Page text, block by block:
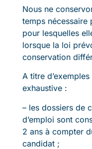
Nous ne
temps nécessaire
pour lesquelles
lorsque la loi
conservation
A titre
exhaustive :
– les dossiers de
d’emploi sont
2 ans à compter
candidat ;